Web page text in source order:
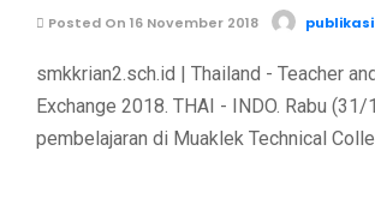
Posted On 16 November 2018 publikasi
smkkrian2.sch.id | Thailand - Teacher
Exchange 2018. THAI - INDO. Rabu
pembelajaran di Muaklek Technical